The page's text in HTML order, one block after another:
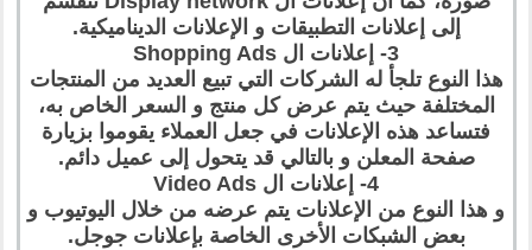
إلى إعلانات التطبيقات و الإعلانات الديناميكية.
3- إعلانات ال Shopping Ads
هذا النوع تلجأ له الشركات التي تبيع العديد من المنتجات
المختلفة حيث يتم عرض كل منتج و السعر الخاص به،
فتساعد هذه الإعلانات في جعل العملاء يقوموا بزيارة
صفحة المعلن و بالتالي قد يتحول إلى عميل دائم.
4- إعلانات ال Video Ads
و هذا النوع من الإعلانات يتم عرضه من خلال اليوتيوب و
بعض الشبكات الأخرى الخاصة بإعلانات جوجل.